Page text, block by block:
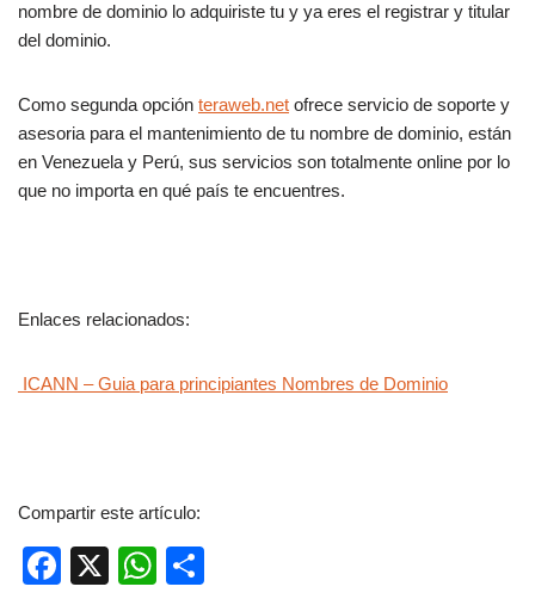
nombre de dominio lo adquiriste tu y ya eres el registrar y titular
del dominio.
Como segunda opción teraweb.net ofrece servicio de soporte y
asesoria para el mantenimiento de tu nombre de dominio, están
en Venezuela y Perú, sus servicios son totalmente online por lo
que no importa en qué país te encuentres.
Enlaces relacionados:
ICANN – Guia para principiantes Nombres de Dominio
Compartir este artículo:
F
X
W